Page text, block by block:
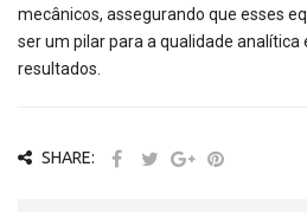
mecânicos, assegurando que esses
ser um pilar para a qualidade analítica
resultados.
SHARE: